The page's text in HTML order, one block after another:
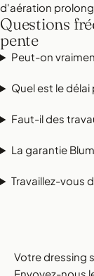
d'aération
Questions
pente
Peut-on
Quel est le
Faut-il des
La garantie
Travaillez-vous
Votre dressing